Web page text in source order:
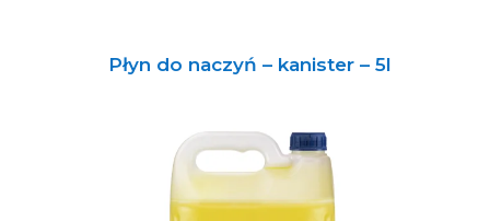
Płyn do naczyń – kanister – 5l